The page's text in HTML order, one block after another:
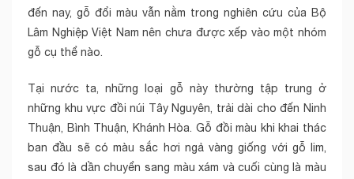
đến nay, gỗ đổi màu vẫn nằm trong nghiên cứu của Bộ
Lâm Nghiệp Việt Nam nên chưa được xếp vào một nhóm
gỗ cụ thể nào.
Tại nước ta, những loại gỗ này thường tập trung ở
những khu vực đồi núi Tây Nguyên, trải dài cho đến Ninh
Thuận, Bình Thuận, Khánh Hòa. Gỗ đồi màu khi khai thác
ban đầu sẽ có màu sắc hơi ngả vàng giống với gỗ lim,
sau đó là dần chuyển sang màu xám và cuối cùng là màu